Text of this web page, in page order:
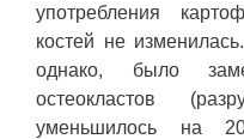
употребления
костей не
однако, было
остеокластов
уменьшилось на